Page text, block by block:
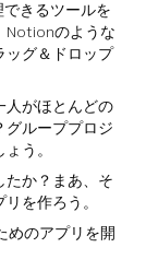
きるツールを
Notionのような
ッグ＆ドロップ
人がほとんどの
グループプロジ
う。
たか？まあ、そ
を作ろう。
めのアプリを開